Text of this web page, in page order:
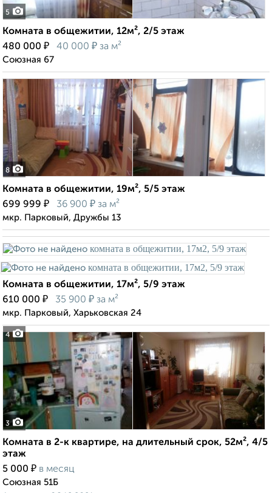
5
Комната в общежитии, 12м², 2/5 этаж
480 000 ₽ 40 000 ₽ за м²
Союзная 67
8
Комната в общежитии, 19м², 5/5 этаж
699 999 ₽ 36 900 ₽ за м²
мкр. Парковый, Дружбы 13
4
Комната в общежитии, 17м², 5/9 этаж
610 000 ₽ 35 900 ₽ за м²
мкр. Парковый, Харьковская 24
3
Комната в 2-к квартире, на длительный срок, 52м², 4/5
этаж
5 000 ₽ в месяц
Союзная 51Б